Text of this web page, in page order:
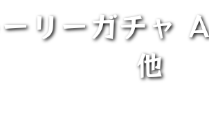
リーガチャ
他